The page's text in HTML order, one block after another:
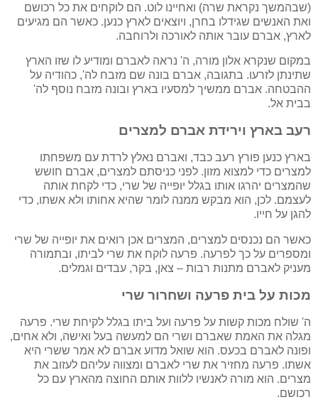
(שבהמשך נקראת שרה) ואחיינו לוט. הם לוקחים את כל רכושם
ואת האנשים שגידלו בחרן, ויוצאים לארץ כנען. כאשר הם מגיעים
לארץ, אברם עובר אותה לאורכה ולרוחבה.
במקום שנקרא אלון מורה, ה' נראה לאברם ומודיע לו שזו הארץ
שתינתן לזרעו. בתגובה, אברם בונה שם מזבח לה', כהודיה על
ההבטחה. אברם ממשיך למסעיו בארץ ובונה מזבח נוסף לה'
בבית אל.
רעב בארץ וירידת אברם למצרים
בארץ כנען פורץ רעב כבד, ואברם נאלץ לרדת עם משפחתו
למצרים כדי למצוא מזון. לפני כניסתם למצרים, אברם חושש
שהמצרים יהרגו אותו בגלל יופייה של שרי, כדי לקחת אותה
לעצמם. לכן, הוא מבקש ממנה לומר שהיא אחותו ולא אשתו, כדי
להגן על חייו.
כאשר הם נכנסים למצרים, המצרים אכן רואים את יופייה של שרי
ומספרים על כך לפרעה. פרעה לוקח את שרי לביתו, ובתמורה
מעניק לאברם מתנות רבות – צאן, בקר, עבדים וגמלים.
מכות על בית פרעה ושחרור שרי
ה' שולח מכות קשות על פרעה ועל ביתו בגלל לקיחת שרי. פרעה
מגלה את האמת שאברם ושרי הם למעשה בעל ואישה, ולא אחים,
ופונה לאברם בכעס. הוא שואל מדוע אברם לא אמר ששרי היא
אשתו. פרעה מחזיר את שרי לאברם ומצווה עליהם לעזוב את
מצרים. הוא מורה לאנשיו ללוות אותם החוצה מהארץ עם כל
רכושם.